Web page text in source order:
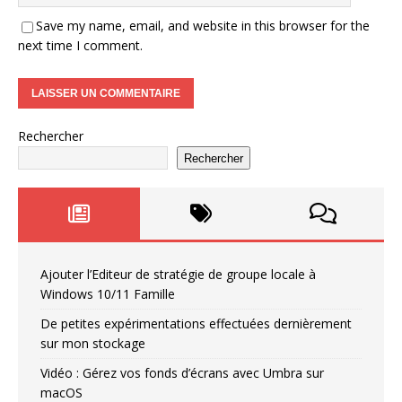
Save my name, email, and website in this browser for the
next time I comment.
Rechercher
Rechercher
Ajouter l’Editeur de stratégie de groupe locale à
Windows 10/11 Famille
De petites expérimentations effectuées dernièrement
sur mon stockage
Vidéo : Gérez vos fonds d’écrans avec Umbra sur
macOS